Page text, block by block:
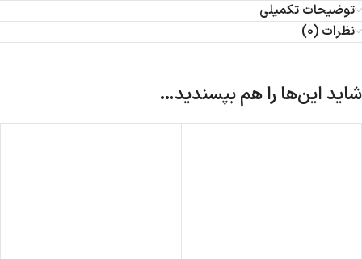
توضیحات تکمیلی
نظرات (0)
شاید این‌ها را هم بپسندید…